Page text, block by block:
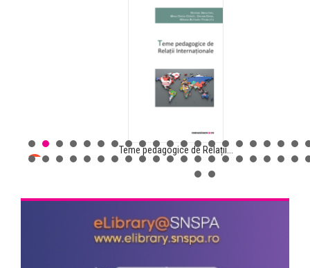
Teme pedagogice de Relații...